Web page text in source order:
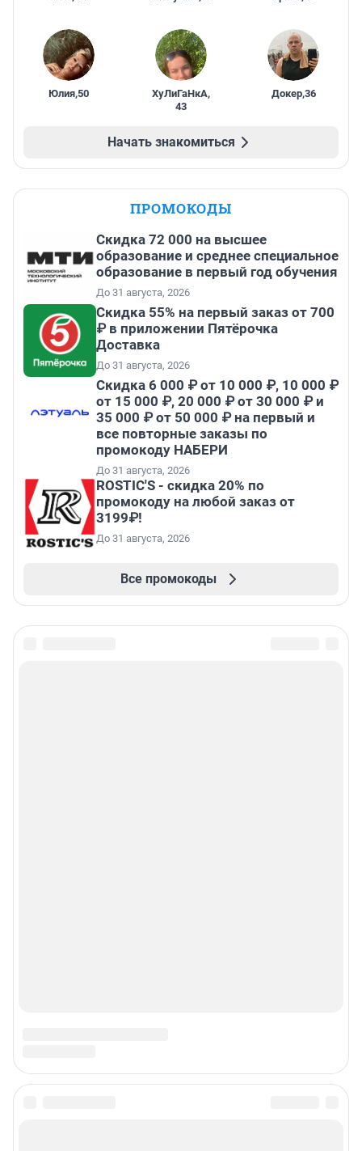
Юлия,50 ХуЛиГаНкА,
43
Докер,36
Начать знакомиться
ПРОМОКОДЫ
Скидка 72 000 на высшее
образование и среднее специальное
образование в первый год обучения
До 31 августа, 2026
Скидка 55% на первый заказ от 700
₽ в приложении Пятёрочка
Доставка
До 31 августа, 2026
Скидка 6 000 ₽ от 10 000 ₽, 10 000 ₽
от 15 000 ₽, 20 000 ₽ от 30 000 ₽ и
35 000 ₽ от 50 000 ₽ на первый и
все повторные заказы по
промокоду НАБЕРИ
До 31 августа, 2026
ROSTIC'S - скидка 20% по
промокоду на любой заказ от
3199₽!
До 31 августа, 2026
Все промокоды